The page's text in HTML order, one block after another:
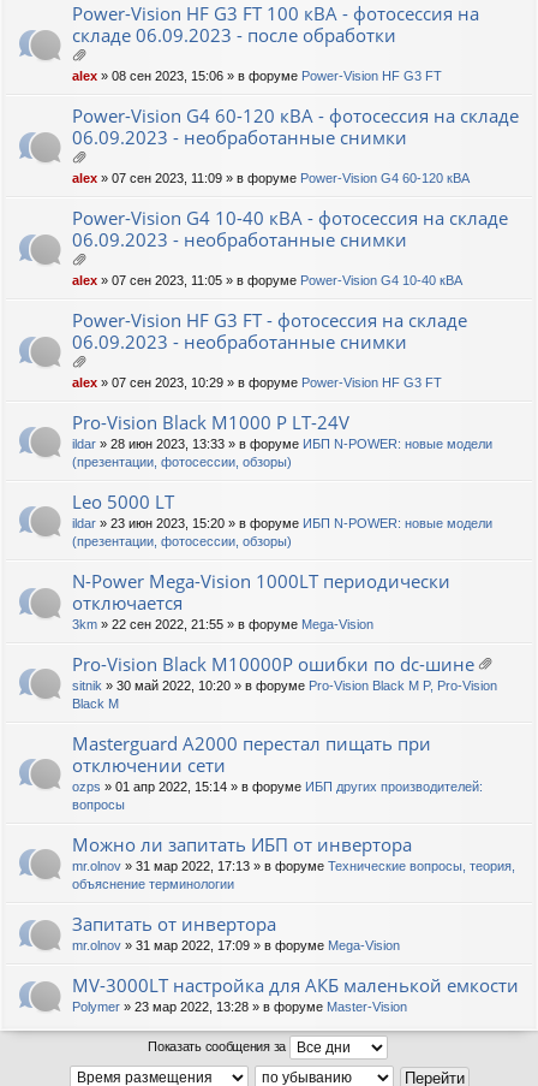
ен
Power-Vision HF G3 FT 100 кВА - фотосессия на
складе 06.09.2023 - после обработки
ло
ж
ен
ия
alex » 08 сен 2023, 15:06 » в форуме Power-Vision HF G3 FT
Power-Vision G4 60-120 кВА - фотосессия на складе
06.09.2023 - необработанные снимки
ло
ж
ен
ия
alex » 07 сен 2023, 11:09 » в форуме Power-Vision G4 60-120 кВА
Power-Vision G4 10-40 кВА - фотосессия на складе
06.09.2023 - необработанные снимки
ло
ж
ен
ия
alex » 07 сен 2023, 11:05 » в форуме Power-Vision G4 10-40 кВА
Power-Vision HF G3 FT - фотосессия на складе
06.09.2023 - необработанные снимки
ло
ж
ен
alex » 07 сен 2023, 10:29 » в форуме Power-Vision HF G3 FT
Pro-Vision Black M1000 P LT-24V
ildar » 28 июн 2023, 13:33 » в форуме ИБП N-POWER: новые модели
(презентации, фотосессии, обзоры)
Leo 5000 LT
ildar » 23 июн 2023, 15:20 » в форуме ИБП N-POWER: новые модели
(презентации, фотосессии, обзоры)
N-Power Mega-Vision 1000LT периодически
отключается
3km » 22 сен 2022, 21:55 » в форуме Mega-Vision
Pro-Vision Black M10000P ошибки по dc-шине
ло
sitnik » 30 май 2022, 10:20 » в форуме Pro-Vision Black M P, Pro-Vision
Black M
Masterguard A2000 перестал пищать при
отключении сети
ozps » 01 апр 2022, 15:14 » в форуме ИБП других производителей:
вопросы
Можно ли запитать ИБП от инвертора
mr.olnov » 31 мар 2022, 17:13 » в форуме Технические вопросы, теория,
объяснение терминологии
Запитать от инвертора
mr.olnov » 31 мар 2022, 17:09 » в форуме Mega-Vision
MV-3000LT настройка для АКБ маленькой емкости
Polymer » 23 мар 2022, 13:28 » в форуме Master-Vision
Показать сообщения за